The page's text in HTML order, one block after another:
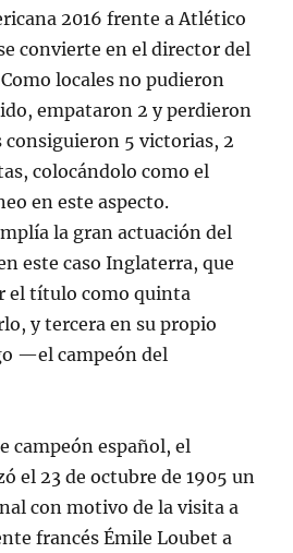
2016 frente a Atlético
convierte en el director del
locales no pudieron
empataron 2 y perdieron
5 victorias, 2
colocándolo como el
en este aspecto.
la gran actuación del
este caso Inglaterra, que
el título como quinta
y tercera en su propio
—el campeón del
campeón español, el
el 23 de octubre de 1905 un
con motivo de la visita a
francés Émile Loubet a